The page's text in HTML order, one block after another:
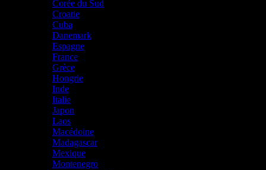
Corée du Sud
Croatie
Cuba
Danemark
Espagne
France
Grèce
Hongrie
Inde
Italie
Japon
Laos
Macédoine
Madagascar
Mexique
Montenegro